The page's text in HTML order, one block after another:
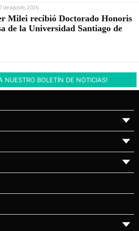
de agosto, 2026
Milei recibió Doctorado Honoris
de la Universidad Santiago de
NUESTRO BOLETÍN DE NOTICIAS!
▼
▼
▼
▼